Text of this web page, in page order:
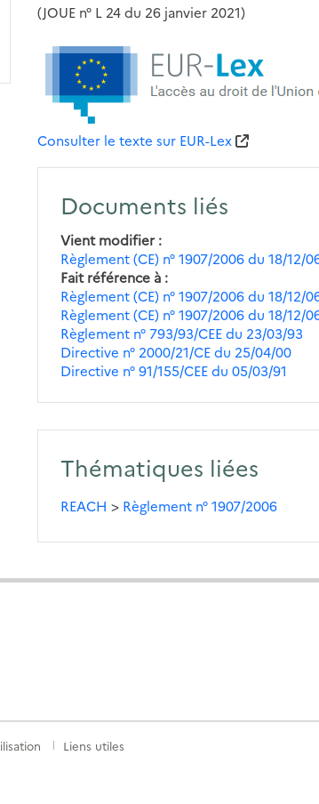
(JOUE n° L 24 du 26 janvier 2021)
Consulter le texte sur EUR-Lex
Documents liés
Vient modifier
Règlement (CE) n° 1907/2006 du 18/12/
Fait référence à
Règlement (CE) n° 1907/2006 du 18/12/
Règlement (CE) n° 1907/2006 du 18/12/
Règlement n° 793/93/CEE du 23/03/93
Directive n° 2000/21/CE du 25/04/00
Directive n° 91/155/CEE du 05/03/91
Thématiques liées
REACH > Règlement n° 1907/2006
Liens utiles